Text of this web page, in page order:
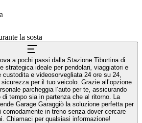
la sosta
a pochi passi dalla Stazione Tiburtina di
strategica ideale per pendolari, viaggiatori e
e videosorvegliata 24 ore su 24,
per il tuo veicolo. Grazie all’opzione
parcheggia l’auto per te, assicurando
tempo sia in partenza che al ritorno. La
Garage Garaggiò la soluzione perfetta per
comodamente in treno senza dover cercare
Chiamaci per qualsiasi informazione!